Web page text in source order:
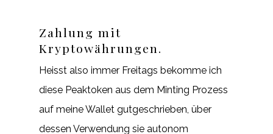
Zahlung mit
Kryptowährungen.
Heisst also immer Freitags bekomme ich
diese Peaktoken aus dem Minting Prozess
auf meine Wallet gutgeschrieben, über
dessen Verwendung sie autonom